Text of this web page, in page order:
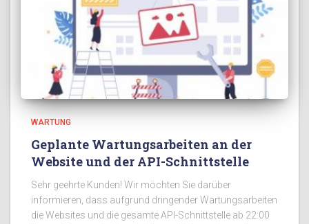
WARTUNG
Geplante Wartungsarbeiten an der
Website und der API-Schnittstelle
Sehr geehrte Kunden! Wir möchten Sie darüber
informieren, dass aufgrund dringender Wartungsarbeiten
die Websites und die gesamte API-Schnittstelle ab 22:00